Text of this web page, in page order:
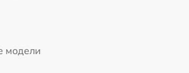
модели